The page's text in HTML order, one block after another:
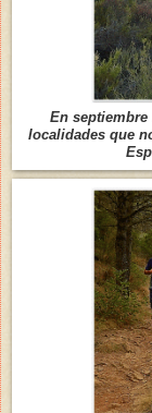
En
localidades que